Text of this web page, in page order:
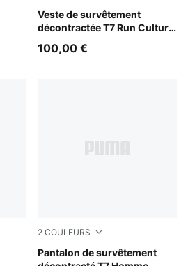
Veste de survêtement
décontractée T7 Run Culture
Inky Depths
100,00 €
2 COULEURS
Pantalon de survêtement
Mouse Gray